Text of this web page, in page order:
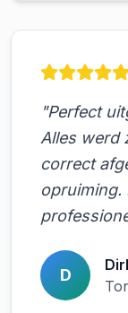
"Perfect
Alles werd
correct
opruiming.
D